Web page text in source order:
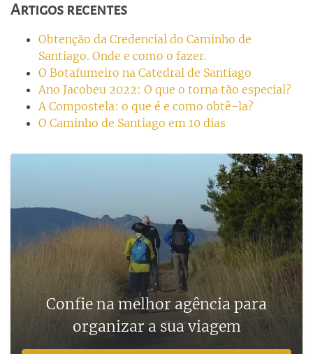
Artigos recentes
Obtenção da Credencial do Caminho de
Santiago. Onde e como o fazer.
O Botafumeiro na Catedral de Santiago
Ano Jacobeu 2022: O que o torna tão especial?
A Compostela: o que é e como obtê-la?
O Caminho de Santiago em 10 dias
Confie na melhor agência para
organizar a sua viagem